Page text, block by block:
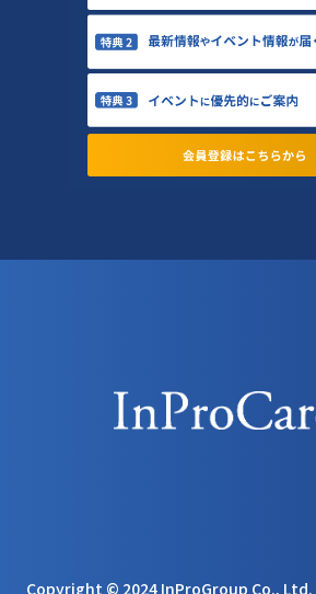
Copyright © 2024 InProGroup Co.,